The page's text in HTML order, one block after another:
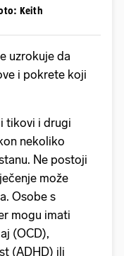
Keith
uzrokuje da
i pokrete koji
tikovi i drugi
nekoliko
Ne postoji
može
Osobe s
mogu imati
(OCD),
(ADHD) ili